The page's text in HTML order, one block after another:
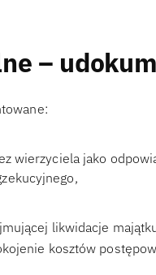
–
wierzyciela jako
likwidacje
kosztów